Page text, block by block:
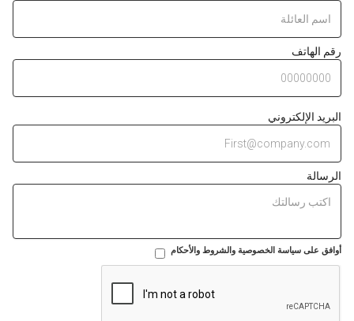
رقم الهاتف
البريد الإلكتروني
الرسالة
أوافق على سياسة الخصوصية والشروط والأحكام